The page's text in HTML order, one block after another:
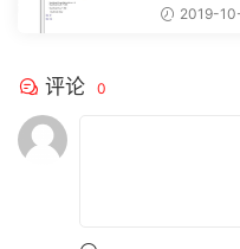
Excel进销
2019-
评论 0